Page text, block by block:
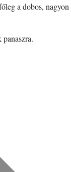
a dobos, nagyon